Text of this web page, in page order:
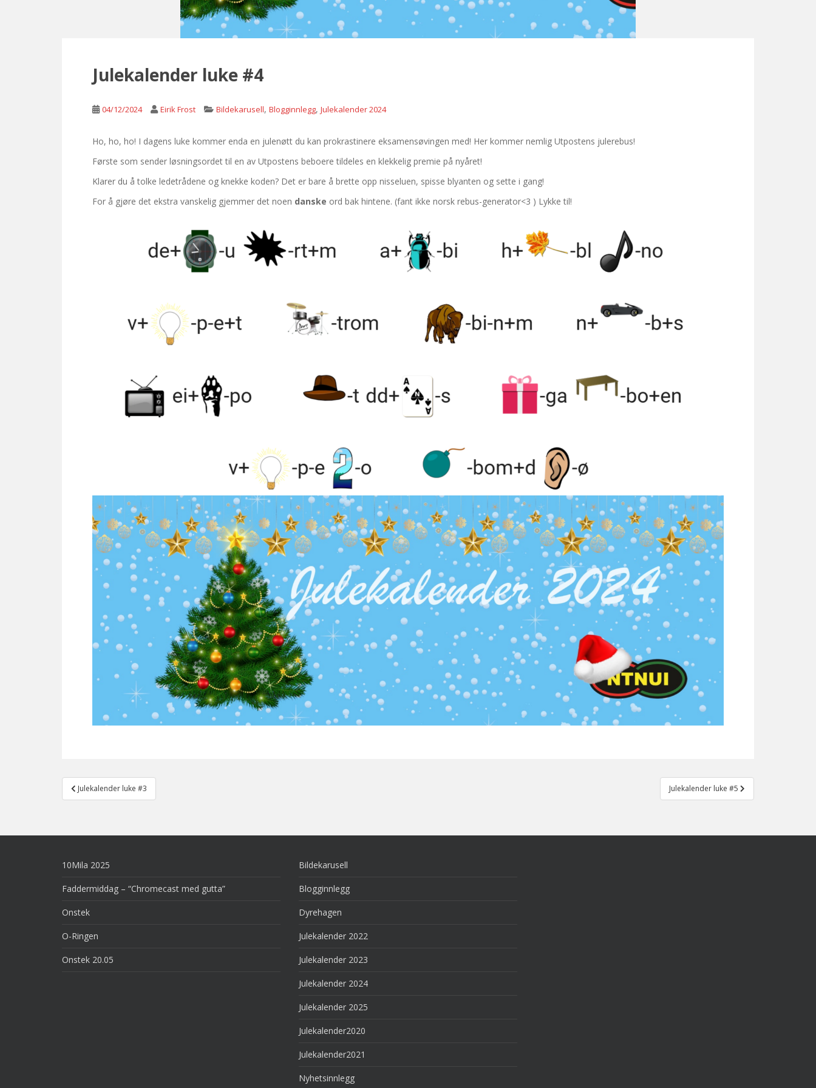
Julekalender luke #4
04/12/2024 Eirik Frost Bildekarusell, Blogginnlegg, Julekalender 2024
Ho, ho, ho! I dagens luke kommer enda en julenøtt du kan prokrastinere eksamensøvingen med! Her kommer nemlig Utpostens julerebus!
Første som sender løsningsordet til en av Utpostens beboere tildeles en klekkelig premie på nyåret!
Klarer du å tolke ledetrådene og knekke koden? Det er bare å brette opp nisseluen, spisse blyanten og sette i gang!
For å gjøre det ekstra vanskelig gjemmer det noen danske ord bak hintene. (fant ikke norsk rebus-generator<3 ) Lykke til!
Post
navigation
Julekalender luke #3 Julekalender luke #5
10Mila 2025
Faddermiddag – “Chromecast med gutta”
Onstek
O-Ringen
Onstek 20.05
Bildekarusell
Blogginnlegg
Dyrehagen
Julekalender 2022
Julekalender 2023
Julekalender 2024
Julekalender 2025
Julekalender2020
Julekalender2021
Nyhetsinnlegg